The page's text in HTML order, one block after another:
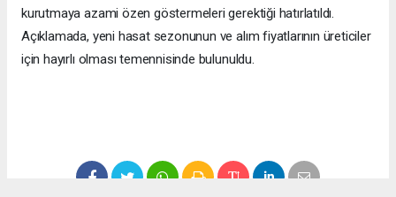
kurutmaya azami özen göstermeleri gerektiği hatırlatıldı.
Açıklamada, yeni hasat sezonunun ve alım fiyatlarının üreticiler
için hayırlı olması temennisinde bulunuldu.